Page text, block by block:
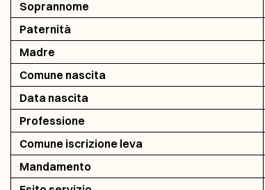
Soprannome
Paternità
Madre
Comune nascita
Data nascita
Professione
Comune iscrizione leva
Mandamento